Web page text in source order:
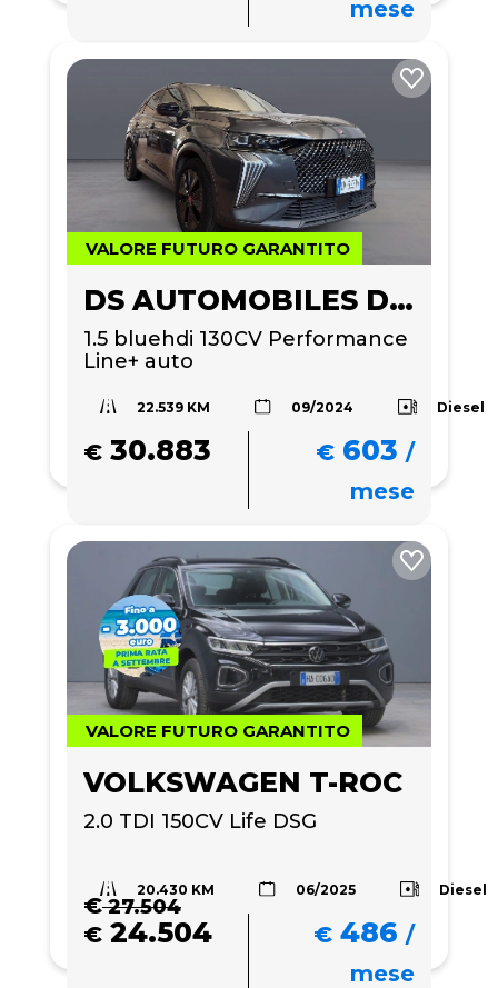
mese
VALORE FUTURO GARANTITO
DS AUTOMOBILES DS 7
1.5 bluehdi 130CV Performance
Line+ auto
22.539 KM 09/2024 Diesel
€ 30.883 € 603 /
mese
VALORE FUTURO GARANTITO
VOLKSWAGEN T-ROC
2.0 TDI 150CV Life DSG
20.430 KM 06/2025 Diesel
€27.504
€ 24.504 € 486 /
mese